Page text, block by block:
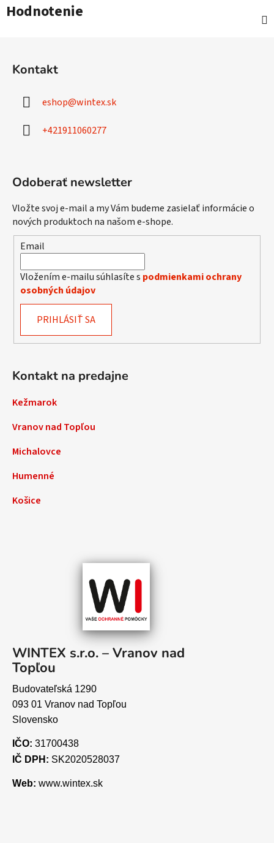
Hodnotenie
Kontakt
eshop@wintex.sk
+421911060277
Odoberať newsletter
Vložte svoj e-mail a my Vám budeme zasielať informácie o
nových produktoch na našom e-shope.
Email
Vložením e-mailu súhlasíte s podmienkami ochrany
osobných údajov
PRIHLÁSIŤ SA
Kontakt na predajne
Kežmarok
Vranov nad Topľou
Michalovce
Humenné
Košice
WINTEX s.r.o. – Vranov nad
Topľou
Budovateľská 1290
093 01 Vranov nad Topľou
Slovensko
IČO: 31700438
IČ DPH: SK2020528037
Web: www.wintex.sk